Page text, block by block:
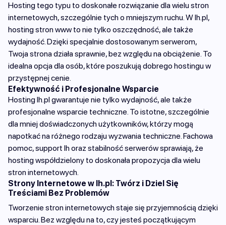
Hosting tego typu to doskonałe rozwiązanie dla wielu stron
internetowych, szczególnie tych o mniejszym ruchu. W lh.pl,
hosting stron www to nie tylko oszczędność, ale także
wydajność. Dzięki specjalnie dostosowanym serwerom,
Twoja strona działa sprawnie, bez względu na obciążenie. To
idealna opcja dla osób, które poszukują dobrego hostingu w
przystępnej cenie.
Efektywność i Profesjonalne Wsparcie
Hosting lh.pl gwarantuje nie tylko wydajność, ale także
profesjonalne wsparcie techniczne. To istotne, szczególnie
dla mniej doświadczonych użytkowników, którzy mogą
napotkać na różnego rodzaju wyzwania techniczne. Fachowa
pomoc, support lh oraz stabilność serwerów sprawiają, że
hosting współdzielony to doskonała propozycja dla wielu
stron internetowych.
Strony Internetowe w lh.pl: Twórz i Dziel Się
Treściami Bez Problemów
Tworzenie stron internetowych staje się przyjemnością dzięki
wsparciu. Bez względu na to, czy jesteś początkującym